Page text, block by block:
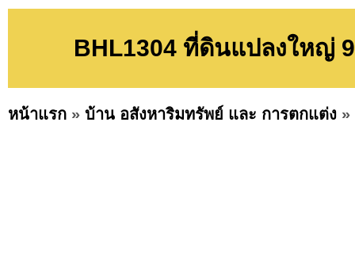
BHL1304 ที่ดินแปลงใหญ่
หน้าแรก » บ้าน อสังหาริมทรัพย์ และ การตกแต่ง »